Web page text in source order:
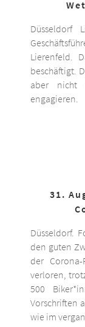
Düsseldorf
Lierenfeld.
beschäftigt.
aber nicht
engagieren.
31.
Düsseldorf.
den guten
der
verloren,
500
Vorschriften
wie im